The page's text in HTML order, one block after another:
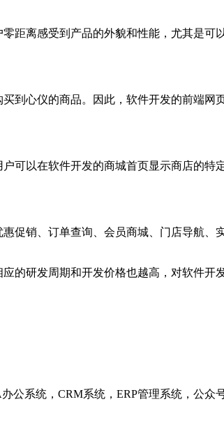
离感受到产品的外貌和性能，尤其是可
心仪的商品。因此，软件开发的前端网
以在软件开发的商城首页显示商店的特
销、订单查询、会员商城、门店导航、
研发周期和开发价格也越高，对软件开
公系统，CRM系统，ERP管理系统，公